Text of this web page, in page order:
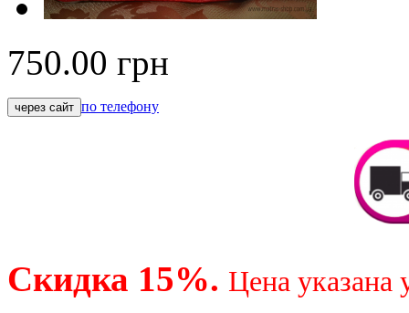
750.00 грн
по телефону
Скидка 15%. Цена указана